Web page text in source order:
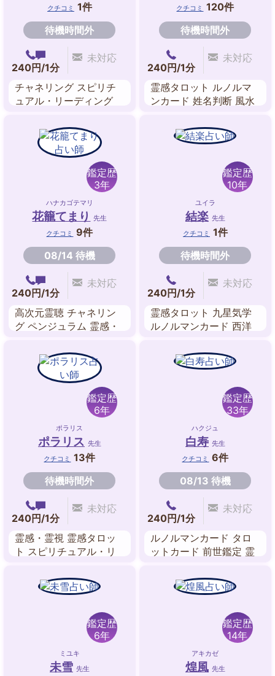
クチコミ 1件
待機時間外
240円/1分
未対応
チャネリング スピリチ
ュアル・リーディング
カシックレコード 自動
書記 ヒーリング
クチコミ
120件
待機時間外
240円/1分
未対応
霊感タロット ルノルマ
ンカード 姓名判断 風水
ル・リーディング ルー
鑑定歴
3年
ハナカゴテマリ
花籠てまり 先生
クチコミ
9件
08/14 待機
240円/1分
未対応
高次元霊聴 チャネリン
グ ペンジュラム 霊感・
チュアルカードリーディ
ング 霊感タロット 開運
鑑定歴
10年
ユイラ
結楽 先生
クチコミ 1件
待機時間外
240円/1分
未対応
霊感タロット 九星気学
ルノルマンカード 西洋
鑑定歴
6年
ポラリス
ポラリス 先生
クチコミ
13件
待機時間外
240円/1分
未対応
霊感・霊視 霊感タロッ
ト スピリチュアル・リ
鑑定歴
33年
ハクジュ
白寿 先生
クチコミ
6件
08/13 待機
240円/1分
未対応
ルノルマンカード タロ
ットカード 前世鑑定 霊
ド・リーディング スピ
リチュアル・リーディン
鑑定歴
6年
ミユキ
未雪 先生
鑑定歴
14年
アキカゼ
煌風 先生